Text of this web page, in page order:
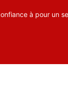
à pour un